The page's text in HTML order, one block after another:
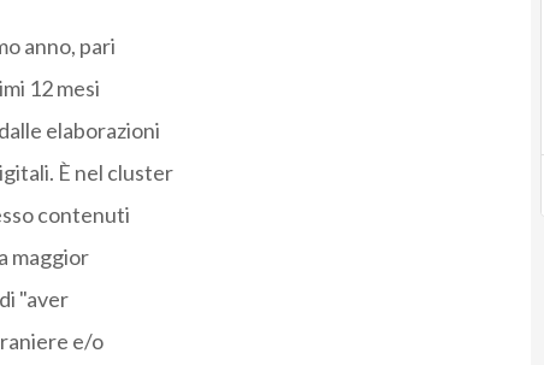
anno, pari
12 mesi
elaborazioni
È nel cluster
contenuti
maggior
"aver
e/o